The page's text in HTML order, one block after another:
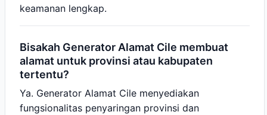
keamanan lengkap.
Bisakah Generator Alamat Cile membuat
alamat untuk provinsi atau kabupaten
tertentu?
Ya. Generator Alamat Cile menyediakan
fungsionalitas penyaringan provinsi dan